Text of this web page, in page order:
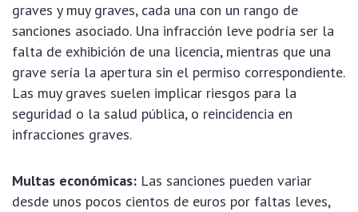
graves y muy graves, cada una con un rango de
sanciones asociado. Una infracción leve podría ser la
falta de exhibición de una licencia, mientras que una
grave sería la apertura sin el permiso correspondiente.
Las muy graves suelen implicar riesgos para la
seguridad o la salud pública, o reincidencia en
infracciones graves.
Multas económicas: Las sanciones pueden variar
desde unos pocos cientos de euros por faltas leves,